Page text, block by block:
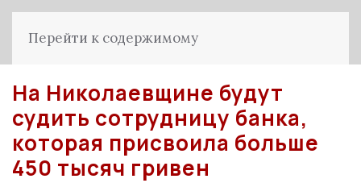
Перейти к содержимому
На Николаевщине будут
судить сотрудницу банка,
которая присвоила больше
450 тысяч гривен